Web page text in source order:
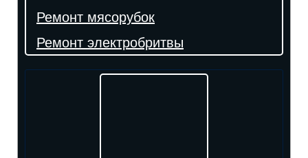
Ремонт мясорубок
Ремонт электробритвы